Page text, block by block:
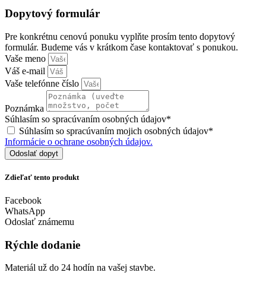
Dopytový formulár
Pre konkrétnu cenovú ponuku vyplňte prosím tento dopytový
formulár. Budeme vás v krátkom čase kontaktovať s ponukou.
Vaše meno
Váš e-mail
Vaše telefónne číslo
Poznámka
Súhlasím so spracúvaním osobných údajov*
Súhlasím so spracúvaním mojich osobných údajov*
Informácie o ochrane osobných údajov.
Odoslať dopyt
Zdieľať tento produkt
Facebook
WhatsApp
Odoslať známemu
Rýchle dodanie
Materiál už do 24 hodín na vašej stavbe.